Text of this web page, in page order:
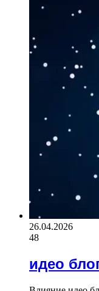
26.04.2026
48
идео